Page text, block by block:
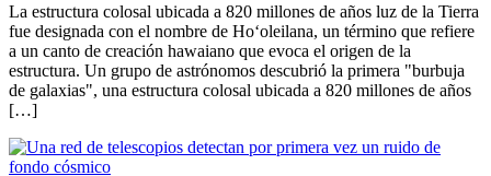
La estructura colosal ubicada a 820 millones de años luz de la Tierra
fue designada con el nombre de Hoʻoleilana, un término que refiere
a un canto de creación hawaiano que evoca el origen de la
estructura. Un grupo de astrónomos descubrió la primera "burbuja
de galaxias", una estructura colosal ubicada a 820 millones de años
[…]